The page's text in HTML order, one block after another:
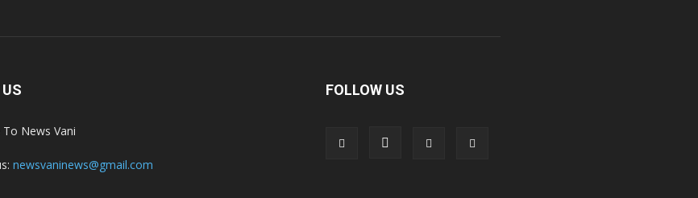
News Vani
newsvaninews@gmail.com
FOLLOW US